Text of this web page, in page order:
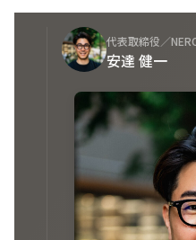
代表取締役／
安達 健一